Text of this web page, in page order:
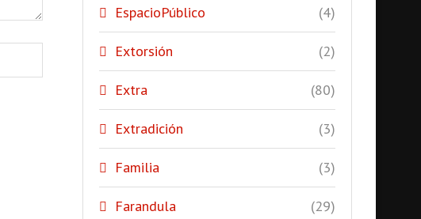
EspacioPúblico (4)
Extorsión (2)
Extra (80)
Extradición (3)
Familia (3)
Farandula (29)